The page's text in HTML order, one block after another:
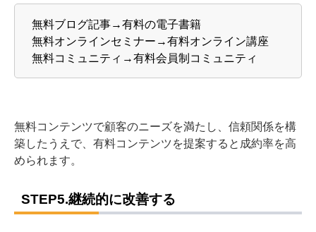
無料ブログ記事→有料の電子書籍
無料オンラインセミナー→有料オンライン講座
無料コミュニティ→有料会員制コミュニティ
無料コンテンツで顧客のニーズを満たし、信頼関係を構
築したうえで、有料コンテンツを提案すると成約率を高
められます。
STEP5.継続的に改善する